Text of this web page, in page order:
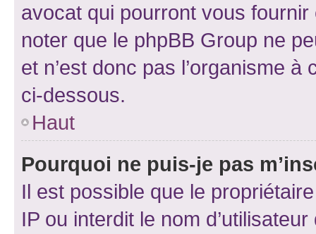
avocat qui pourront vous
noter que le phpBB Group ne
et n’est donc pas l’organisme
ci-dessous.
Haut
Pourquoi ne puis-je pas
Il est possible que le
IP ou interdit le nom